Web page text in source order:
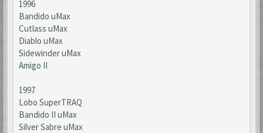
1996
Bandido uMax
Cutlass uMax
Diablo uMax
Sidewinder uMax
Amigo II
1997
Lobo SuperTRAQ
Bandido II uMax
Silver Sabre uMax